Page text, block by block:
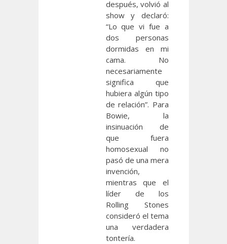
después, volvió al
show y declaró:
“Lo que vi fue a
dos personas
dormidas en mi
cama. No
necesariamente
significa que
hubiera algún tipo
de relación”. Para
Bowie, la
insinuación de
que fuera
homosexual no
pasó de una mera
invención,
mientras que el
líder de los
Rolling Stones
consideró el tema
una verdadera
tontería.